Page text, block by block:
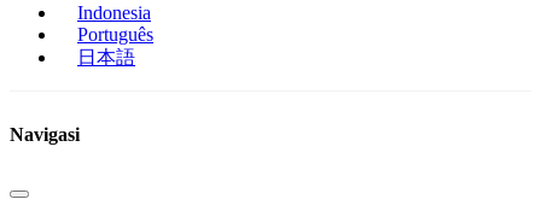
Indonesia
Português
日本語
Navigasi